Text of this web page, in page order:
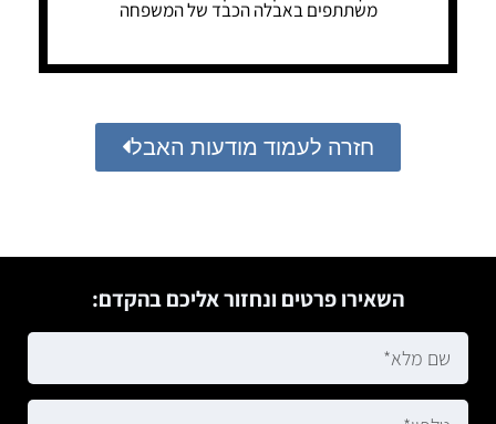
משתתפים באבלה הכבד של המשפחה
חזרה לעמוד מודעות האבל
השאירו פרטים ונחזור אליכם בהקדם: